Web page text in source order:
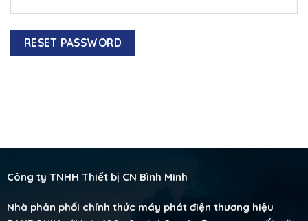
RESET PASSWORD
Công ty TNHH Thiết bị CN Bình Minh
Nhà phân phối chính thức máy phát điện thương hiệu